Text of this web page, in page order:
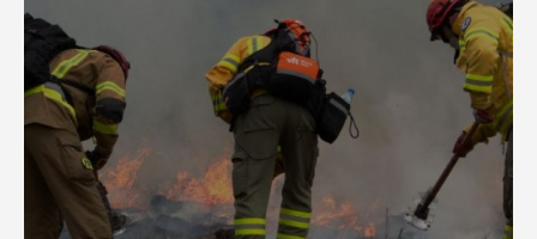
Estas cookies son utilizadas para almacenar información
sobre las preferencias y elecciones personales del usuario
a través de la observación continuada de sus hábitos de
navegación. Gracias a ellas, podemos conocer los hábitos
de navegación en el sitio web y mostrar publicidad
relacionada con el perfil de navegación del usuario.